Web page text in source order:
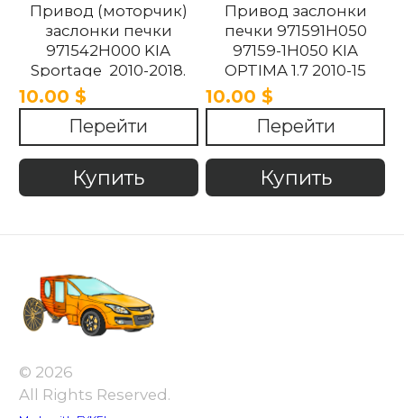
Привод (моторчик)
заслонки печки
971542H000 KIA
Sportage 2010-2018.
10.00 $
Перейти
Купить
Привод заслонки
печки 971591H050
97159-1H050 KIA
OPTIMA 1.7 2010-15
10.00 $
Перейти
Купить
© 2026
All Rights Reserved.